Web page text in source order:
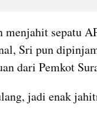
sepatu
Sri pun
dari Pemkot
jadi enak